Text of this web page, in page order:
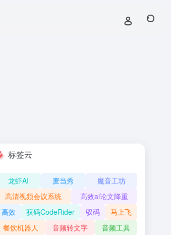
标签云
龙虾AI 麦当秀
魔音工坊
高清视频会议系统
高效ai论文降重
高效
驭码CodeRider 驭码
马上飞
餐饮机器人
音频转文字
音频工具